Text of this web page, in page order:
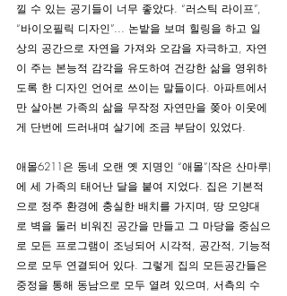
낄 수 있는 공기들이 너무 좋았다. “러스틱 라이프”,
“바이오필릭 디자인”... 논밭을 보며 힐링을 하고 일
상의 공간으로 자연을 가져와 오감을 자극하고, 자연
이 주는 본능적 감각을 유도하여 건강한 삶을 영위하
도록 한 디자인 언어로 쓰이는 말들이다. 아파트에서
만 살아본 가족의 삶을 무작정 자연만을 쫒아 이웃에
게 단번에 드러내며 살기에 조금 부담이 있었다.
애몰6211은 동네 오랜 옛 지명인 “애몰”(작은 산마루)
에 세 가족의 태어난 달을 붙여 지었다. 집은 기본적
으로 정주 환경에 충실한 배치를 가지며, 땅 모양대
로 벽을 둘러 비워진 공간을 만들고 그 마당을 중심으
로 모든 프로그램이 조닝되어 시각적, 공간적, 기능적
으로 모두 연결되어 있다. 그렇게 집의 모든공간들은
중정을 통해 동남으로 모두 열려 있으며, 서측의 수